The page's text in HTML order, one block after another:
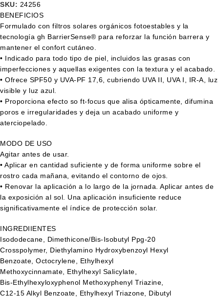
SKU: 24256
BENEFICIOS
Formulado con filtros solares orgánicos fotoestables y la
tecnología gh BarrierSense® para reforzar la función barrera y
mantener el confort cutáneo.
• Indicado para todo tipo de piel, incluidos las grasas con
imperfecciones y aquellas exigentes con la textura y el acabado.
• Ofrece SPF50 y UVA-PF 17,6, cubriendo UVA II, UVA I, IR-A, luz
visible y luz azul.
• Proporciona efecto so ft-focus que alisa ópticamente, difumina
poros e irregularidades y deja un acabado uniforme y
aterciopelado.
MODO DE USO
Agitar antes de usar.
• Aplicar en cantidad suficiente y de forma uniforme sobre el
rostro cada mañana, evitando el contorno de ojos.
• Renovar la aplicación a lo largo de la jornada. Aplicar antes de
la exposición al sol. Una aplicación insuficiente reduce
significativamente el índice de protección solar.
INGREDIIENTES
Isododecane, Dimethicone/Bis-Isobutyl Ppg-20
Crosspolymer, Diethylamino Hydroxybenzoyl Hexyl
Benzoate, Octocrylene, Ethylhexyl
Methoxycinnamate, Ethylhexyl Salicylate,
Bis-Ethylhexyloxyphenol Methoxyphenyl Triazine,
C12-15 Alkyl Benzoate, Ethylhexyl Triazone, Dibutyl